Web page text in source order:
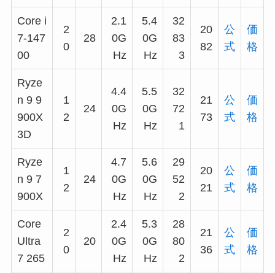
Core i
7-147
00
2
0
28
2.1
0G
Hz
5.4
0G
Hz
32
83
3
20
82
公
式
価
格
Ryze
n 9 9
900X
3D
1
2
24
4.4
0G
Hz
5.5
0G
Hz
32
72
1
21
73
公
式
価
格
Ryze
n 9 7
900X
1
2
24
4.7
0G
Hz
5.6
0G
Hz
29
52
2
20
21
公
式
価
格
Core
Ultra
7 265
2
0
20
2.4
0G
Hz
5.3
0G
Hz
28
80
2
21
36
公
式
価
格